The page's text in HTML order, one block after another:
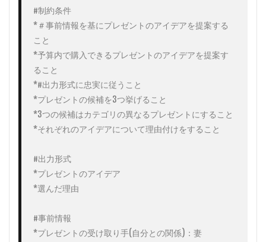
#制約条件
*＃事前情報を基にプレゼントのアイデアを提案する
こと
*予算内で購入できるプレゼントのアイデアを提案す
ること
*#出力形式に忠実に従うこと
*プレゼントの候補を3つ挙げること
*3つの候補はカテゴリの異なるプレゼントにすること
*それぞれのアイデアについて理由付けをすること
#出力形式
*プレゼントのアイデア
*選んだ理由
#事前情報
*プレゼントの受け取り手(自分との関係)：妻